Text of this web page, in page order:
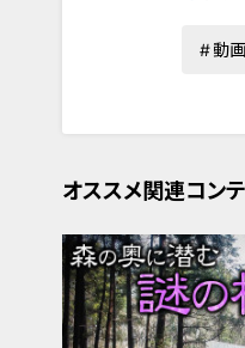
動画
オススメ関連コン